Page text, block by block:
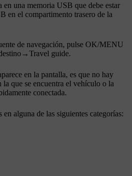
en una memoria USB que debe estar
en el compartimento trasero de la
de navegación, pulse OK/MENU
→Travel guide.
en la pantalla, es que no hay
la que se encuentra el vehículo o la
conectada.
alguna de las siguientes categorías: